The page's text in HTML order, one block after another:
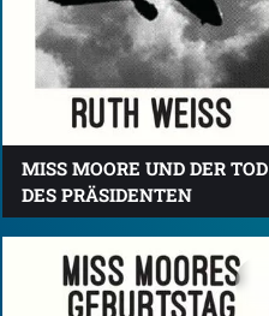
MISS MOORE UND DER TOD
DES PRÄSIDENTEN